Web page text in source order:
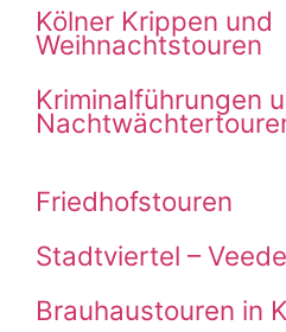
Kölner Krippen und
Weihnachtstouren
Kriminalführungen
Friedhofstouren
Stadtviertel –
Brauhaustouren in